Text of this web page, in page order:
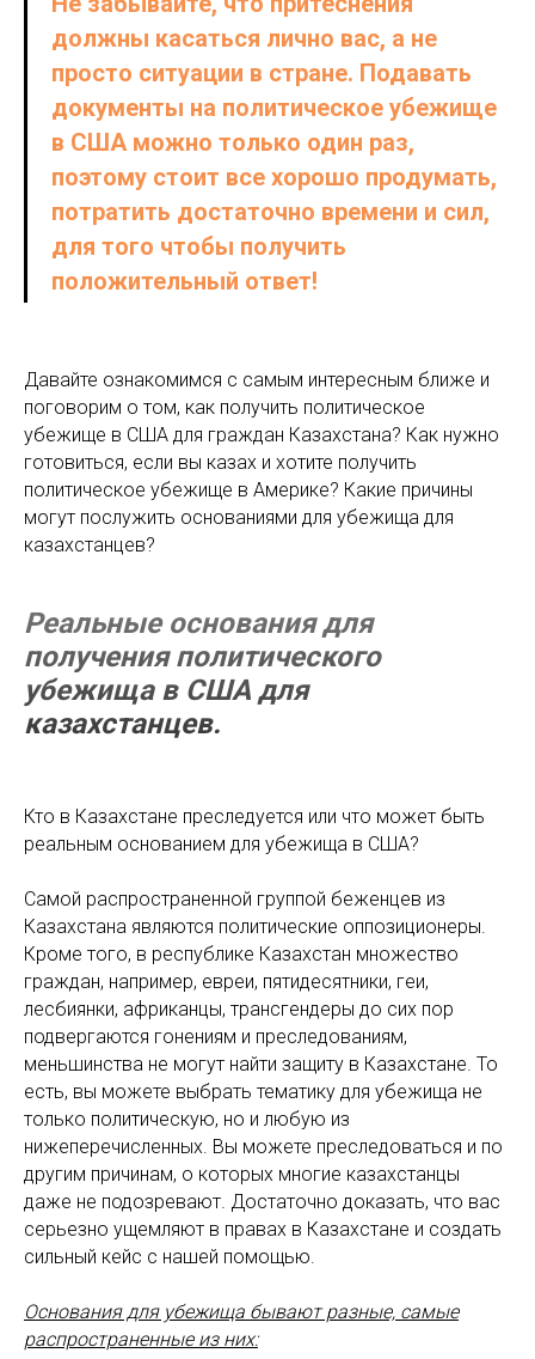
должны касаться лично вас, а не
просто ситуации в стране. Подавать
документы на политическое убежище
в США можно только один раз,
поэтому стоит все хорошо продумать,
потратить достаточно времени и сил,
для того чтобы получить
положительный ответ!
Давайте ознакомимся с самым интересным ближе и
поговорим о том, как получить политическое
убежище в США для граждан Казахстана? Как нужно
готовиться, если вы казах и хотите получить
политическое убежище в Америке? Какие причины
могут послужить основаниями для убежища для
казахстанцев?
Реальные основания для
получения политического
убежища в США для
казахстанцев.
Кто в Казахстане преследуется или что может быть
реальным основанием для убежища в США?
Самой распространенной группой беженцев из
Казахстана являются политические оппозиционеры.
Кроме того, в республике Казахстан множество
граждан, например, евреи, пятидесятники, геи,
лесбиянки, африканцы, трансгендеры до сих пор
подвергаются гонениям и преследованиям,
меньшинства не могут найти защиту в Казахстане. То
есть, вы можете выбрать тематику для убежища не
только политическую, но и любую из
нижеперечисленных. Вы можете преследоваться и по
другим причинам, о которых многие казахстанцы
даже не подозревают. Достаточно доказать, что вас
серьезно ущемляют в правах в Казахстане и создать
сильный кейс с нашей помощью.
Основания для убежища бывают разные, самые
распространенные из них: